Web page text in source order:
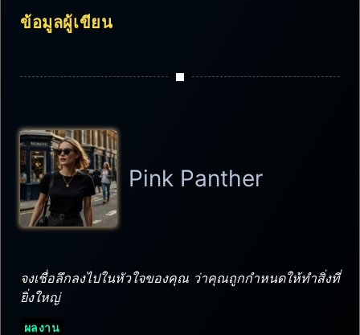
ข้อมูลผู้เขียน
Pink Panther
จงเชื่อลึกลงไปในหัวใจของคุณ ว่าคุณถูกกำหนดให้ทำสิ่งที่
ยิ่งใหญ่
ผลงาน